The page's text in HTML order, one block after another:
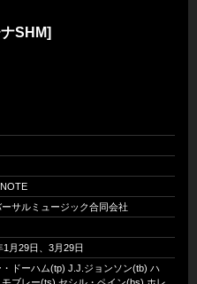
SHM]
ーサルミュージック合同会社
1月29日、3月29日
・ドーハム(tp) J.J.ジョンソン(tb) ハ